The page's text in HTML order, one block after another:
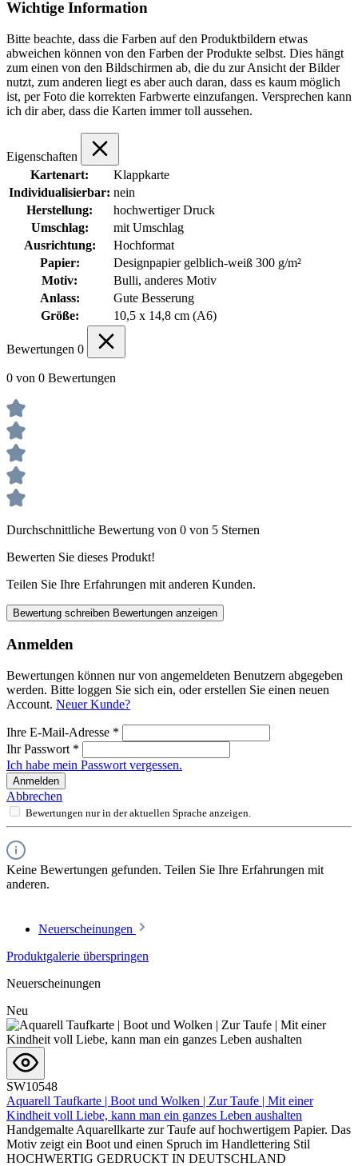
Wichtige Information
Bitte beachte, dass die Farben auf den Produktbildern etwas
abweichen können von den Farben der Produkte selbst. Dies hängt
zum einen von den Bildschirmen ab, die du zur Ansicht der Bilder
nutzt, zum anderen liegt es aber auch daran, dass es kaum möglich
ist, per Foto die korrekten Farbwerte einzufangen. Versprechen kann
ich dir aber, dass die Karten immer toll aussehen.
Eigenschaften
Kartenart:
Klappkarte
Individualisierbar: nein
Herstellung:
hochwertiger Druck
Umschlag:
mit Umschlag
Ausrichtung:
Hochformat
Papier:
Designpapier gelblich-weiß 300 g/m²
Motiv:
Bulli, anderes Motiv
Anlass:
Gute Besserung
Größe:
10,5 x 14,8 cm (A6)
Bewertungen 0
0 von 0 Bewertungen
Durchschnittliche Bewertung von 0 von 5 Sternen
Bewerten Sie dieses Produkt!
Teilen Sie Ihre Erfahrungen mit anderen Kunden.
Bewertung schreiben Bewertungen anzeigen
Anmelden
Bewertungen können nur von angemeldeten Benutzern abgegeben
werden. Bitte loggen Sie sich ein, oder erstellen Sie einen neuen
Account. Neuer Kunde?
Ihre E-Mail-Adresse *
Ihr Passwort *
Ich habe mein Passwort vergessen.
Anmelden
Abbrechen
Bewertungen nur in der aktuellen Sprache anzeigen.
Keine Bewertungen gefunden. Teilen Sie Ihre Erfahrungen mit
anderen.
Neuerscheinungen
Produktgalerie überspringen
Neuerscheinungen
Neu
SW10548
Aquarell Taufkarte | Boot und Wolken | Zur Taufe | Mit einer
Kindheit voll Liebe, kann man ein ganzes Leben aushalten
Handgemalte Aquarellkarte zur Taufe auf hochwertigem Papier. Das
Motiv zeigt ein Boot und einen Spruch im Handlettering Stil
HOCHWERTIG GEDRUCKT IN DEUTSCHLAND